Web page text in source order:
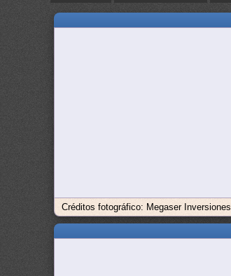
Créditos fotográfico: Megaser Inversiones